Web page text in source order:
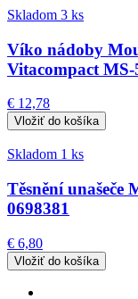
Skladom 3 ks
Víko nádoby
Vitacompact MS-
€ 12,78
Skladom 1 ks
Těsnění
0698381
€ 6,80